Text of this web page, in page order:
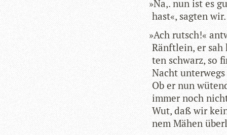
»Na,. nun ist es
hast«, sag­ten wir.
»Ach rutsch!«
Ränf­t­lein, er
ten schwarz, so
Nacht
Ob er nun
immer noch
Wut, daß wir
nem Mähen